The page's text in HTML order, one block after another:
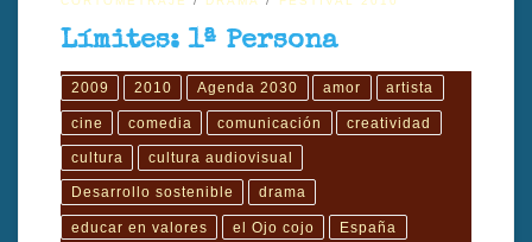
Límites: 1ª Persona
2009 2010 Agenda 2030 amor artista
cine comedia comunicación creatividad
cultura cultura audiovisual
Desarrollo sostenible drama
educar en valores el Ojo cojo España